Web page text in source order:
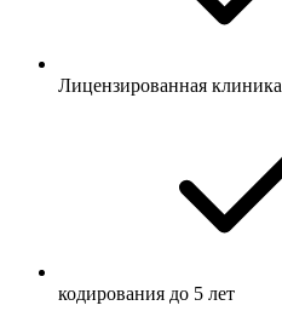
Лицензированная клиника
кодирования до 5 лет